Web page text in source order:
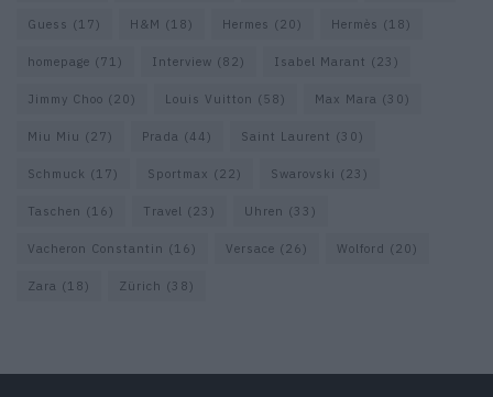
Guess (17) H&M (18) Hermes (20) Hermès (18)
homepage (71) Interview (82) Isabel Marant (23)
Jimmy Choo (20) Louis Vuitton (58) Max Mara (30)
Miu Miu (27) Prada (44) Saint Laurent (30)
Schmuck (17) Sportmax (22) Swarovski (23)
Taschen (16) Travel (23) Uhren (33)
Vacheron Constantin (16) Versace (26) Wolford (20)
Zara (18) Zürich (38)